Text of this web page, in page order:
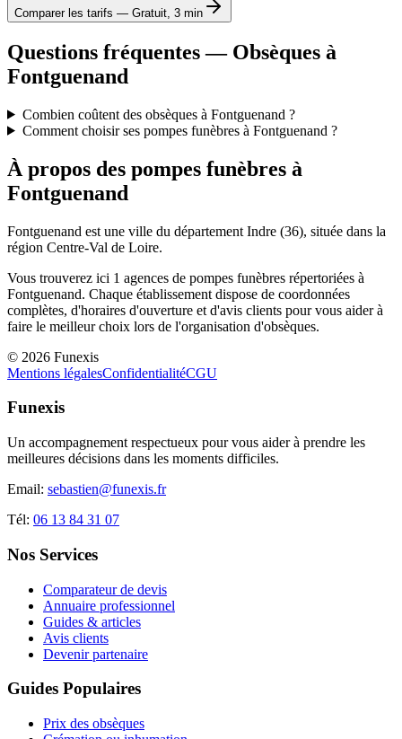
Comparer les tarifs — Gratuit, 3 min
Questions fréquentes — Obsèques à
Fontguenand
Combien coûtent des obsèques à Fontguenand ?
Comment choisir ses pompes funèbres à Fontguenand ?
À propos des pompes funèbres à
Fontguenand
Fontguenand est une ville du département Indre (36), située dans la
région Centre-Val de Loire.
Vous trouverez ici 1 agences de pompes funèbres répertoriées à
Fontguenand. Chaque établissement dispose de coordonnées
complètes, d'horaires d'ouverture et d'avis clients pour vous aider à
faire le meilleur choix lors de l'organisation d'obsèques.
© 2026 Funexis
Mentions légalesConfidentialitéCGU
Funexis
Un accompagnement respectueux pour vous aider à prendre les
meilleures décisions dans les moments difficiles.
Email: sebastien@funexis.fr
Tél: 06 13 84 31 07
Nos Services
Comparateur de devis
Annuaire professionnel
Guides & articles
Avis clients
Devenir partenaire
Guides Populaires
Prix des obsèques